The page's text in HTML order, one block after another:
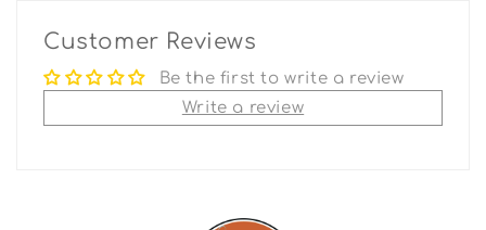
Customer Reviews
Be the first to write a review
Write a review